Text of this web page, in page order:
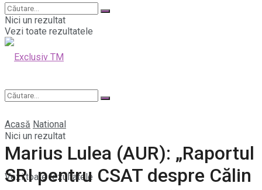
Nici un rezultat
Vezi toate rezultatele
Nici un rezultat
Vezi toate rezultatele
Acasă National
Marius Lulea (AUR): „Raportul
SRI pentru CSAT despre Călin